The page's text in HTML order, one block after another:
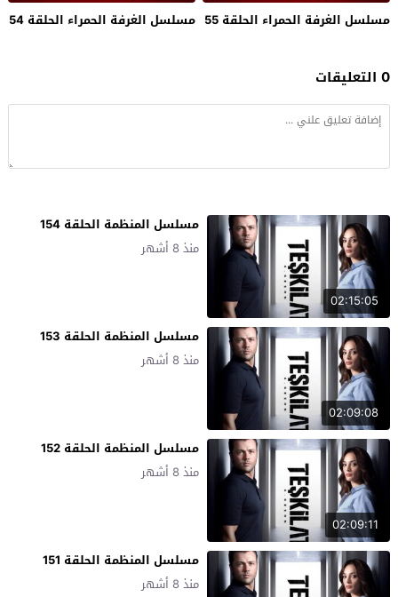
مسلسل الغرفة الحمراء الحلقة 55
مسلسل الغرفة الحمراء الحلقة 54
0 التعليقات
02:15:05
مسلسل المنظمة الحلقة 154
منذ 8 أشهر
02:09:08
مسلسل المنظمة الحلقة 153
منذ 8 أشهر
02:09:11
مسلسل المنظمة الحلقة 152
منذ 8 أشهر
مسلسل المنظمة الحلقة 151
منذ 8 أشهر